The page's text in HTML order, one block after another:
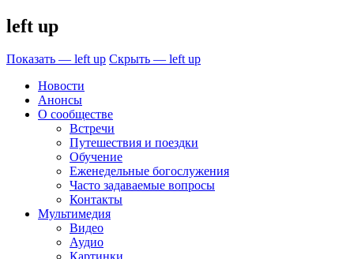
left up
Показать — left up Скрыть — left up
Новости
Анонсы
О сообществе
Встречи
Путешествия и поездки
Обучение
Еженедельные богослужения
Часто задаваемые вопросы
Контакты
Мультимедия
Видео
Аудио